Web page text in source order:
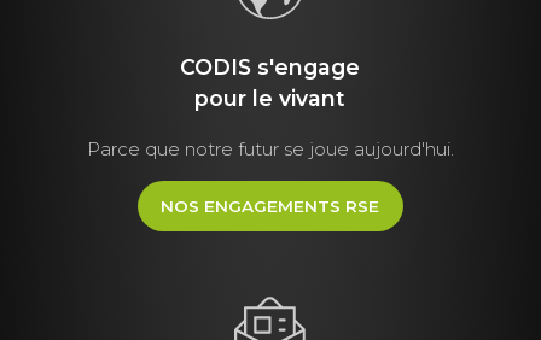
CODIS s'engage
pour le vivant
Parce que notre futur se joue aujourd'hui.
NOS ENGAGEMENTS RSE